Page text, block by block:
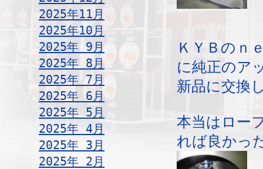
2025年11月
2025年10月
2025年 9月
2025年 8月
2025年 7月
2025年 6月
2025年 5月
2025年 4月
2025年 3月
2025年 2月
ＫＹＢのｎ
に純正のア
新品に交換
本当はロー
れば良かっ